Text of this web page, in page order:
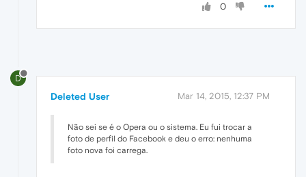
0
D
Deleted User Mar 14, 2015, 12:37 PM
Não sei se é o Opera ou o sistema. Eu fui trocar a
foto de perfil do Facebook e deu o erro: nenhuma
foto nova foi carrega.